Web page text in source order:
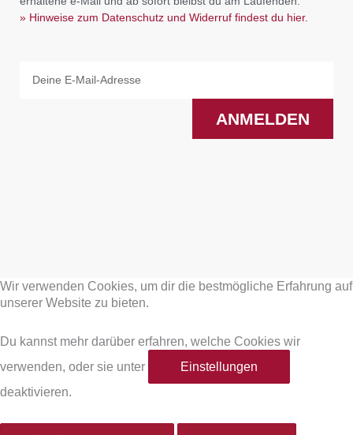
» Hinweise zum Datenschutz und Widerruf findest du hier.
ANMELDEN
a
e
b
Wir verwenden Cookies, um dir die bestmögliche Erfahrung auf
unserer Website zu bieten.
Du kannst mehr darüber erfahren, welche Cookies wir
verwenden, oder sie unter
Einstellungen
deaktivieren.